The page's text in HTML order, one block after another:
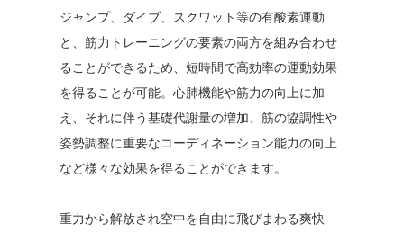
ジャンプ、ダイブ、スクワット等の有酸素運動
と、筋力トレーニングの要素の両方を組み合わせ
ることができるため、短時間で高効率の運動効果
を得ることが可能。心肺機能や筋力の向上に加
え、それに伴う基礎代謝量の増加、筋の協調性や
姿勢調整に重要なコーディネーション能力の向上
など様々な効果を得ることができます。
重力から解放され空中を自由に飛びまわる爽快